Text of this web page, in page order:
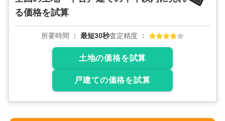
る価格を試算
所要時間 最短30秒査定精度
土地の価格を試算
戸建ての価格を試算